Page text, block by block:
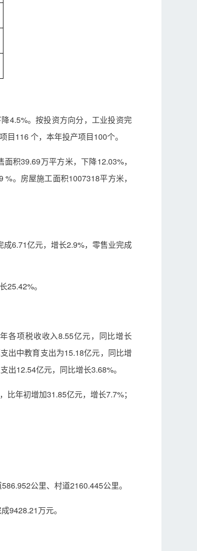
4.5%。按投资方向分，工业投资完
116 个，本年投产项目100个。
积39.69万平方米，下降12.03%，
。房屋施工面积1007318平方米，
6.71亿元，增长2.9%，零售业完成
25.42%。
各项税收收入8.55亿元，同比增长
出中教育支出为15.18亿元，同比增
出12.54亿元，同比增长3.68%。
年初增加31.85亿元，增长7.7%；
公里、村道2160.445公里。
9428.21万元。